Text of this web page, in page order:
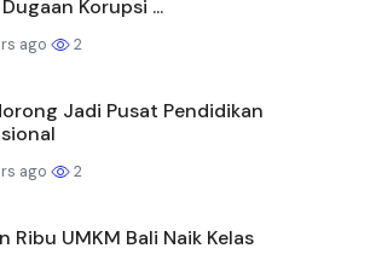
Korupsi ...
ago 2
Jadi Pusat Pendidikan
ago 2
Ribu UMKM Bali Naik Kelas